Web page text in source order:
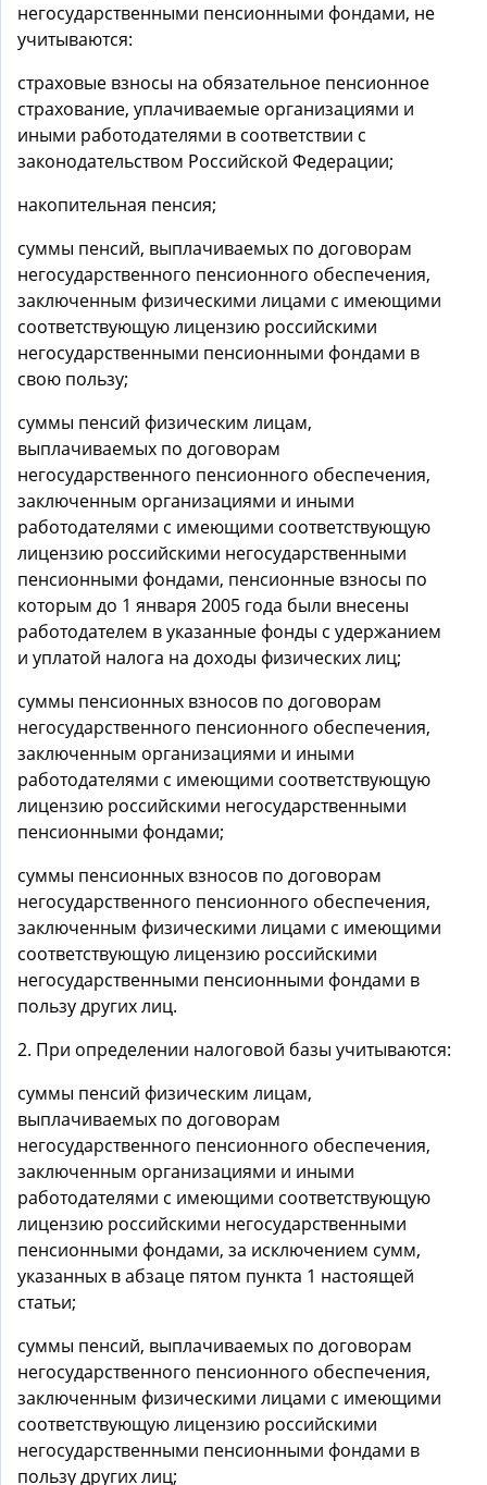
негосударственными пенсионными фондами, не
учитываются:
страховые взносы на обязательное пенсионное
страхование, уплачиваемые организациями и
иными работодателями в соответствии с
законодательством Российской Федерации;
накопительная пенсия;
суммы пенсий, выплачиваемых по договорам
негосударственного пенсионного обеспечения,
заключенным физическими лицами с имеющими
соответствующую лицензию российскими
негосударственными пенсионными фондами в
свою пользу;
суммы пенсий физическим лицам,
выплачиваемых по договорам
негосударственного пенсионного обеспечения,
заключенным организациями и иными
работодателями с имеющими соответствующую
лицензию российскими негосударственными
пенсионными фондами, пенсионные взносы по
которым до 1 января 2005 года были внесены
работодателем в указанные фонды с удержанием
и уплатой налога на доходы физических лиц;
суммы пенсионных взносов по договорам
негосударственного пенсионного обеспечения,
заключенным организациями и иными
работодателями с имеющими соответствующую
лицензию российскими негосударственными
пенсионными фондами;
суммы пенсионных взносов по договорам
негосударственного пенсионного обеспечения,
заключенным физическими лицами с имеющими
соответствующую лицензию российскими
негосударственными пенсионными фондами в
пользу других лиц.
2. При определении налоговой базы учитываются:
суммы пенсий физическим лицам,
выплачиваемых по договорам
негосударственного пенсионного обеспечения,
заключенным организациями и иными
работодателями с имеющими соответствующую
лицензию российскими негосударственными
пенсионными фондами, за исключением сумм,
указанных в абзаце пятом пункта 1 настоящей
статьи;
суммы пенсий, выплачиваемых по договорам
негосударственного пенсионного обеспечения,
заключенным физическими лицами с имеющими
соответствующую лицензию российскими
негосударственными пенсионными фондами в
пользу других лиц;